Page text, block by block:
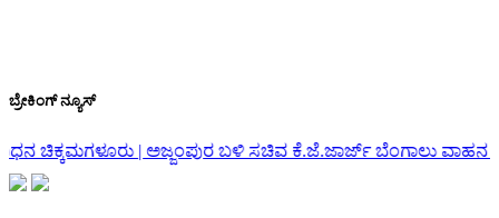
ಬ್ರೇಕಿಂಗ್ ನ್ಯೂಸ್
ಬಳಿ ಸಚಿವ ಕೆ.ಜೆ.ಜಾರ್ಜ್ ಬೆಂಗಾಲು ವಾಹನ ಅಪಘಾತರಾಜೀನಾಮೆ ವಾಪಸ್